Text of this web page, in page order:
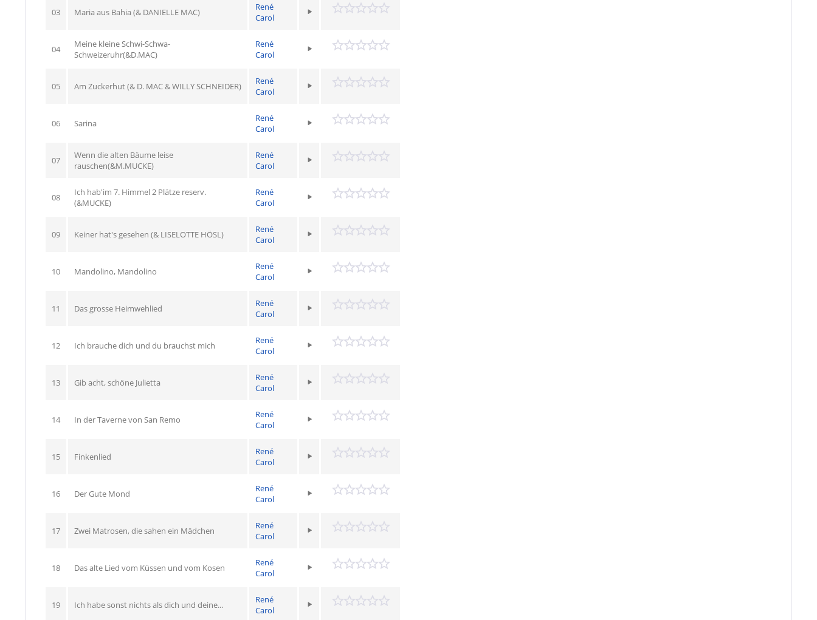
03 Maria aus Bahia (& DANIELLE MAC)
René
Carol
04
Meine kleine Schwi-Schwa-
Schweizeruhr(&D.MAC)
René
Carol
05 Am Zuckerhut (& D. MAC & WILLY SCHNEIDER)
René
Carol
06 Sarina
René
Carol
07
Wenn die alten Bäume leise
rauschen(&M.MUCKE)
René
Carol
08
Ich hab'im 7. Himmel 2 Plätze reserv.
(&MUCKE)
René
Carol
09 Keiner hat's gesehen (& LISELOTTE HÖSL)
René
Carol
10 Mandolino, Mandolino
René
Carol
11 Das grosse Heimwehlied
René
Carol
12 Ich brauche dich und du brauchst mich
René
Carol
13 Gib acht, schöne Julietta
René
Carol
14 In der Taverne von San Remo
René
Carol
15 Finkenlied
René
Carol
16 Der Gute Mond
René
Carol
17 Zwei Matrosen, die sahen ein Mädchen
René
Carol
18 Das alte Lied vom Küssen und vom Kosen
René
Carol
19 Ich habe sonst nichts als dich und deine...
René
Carol